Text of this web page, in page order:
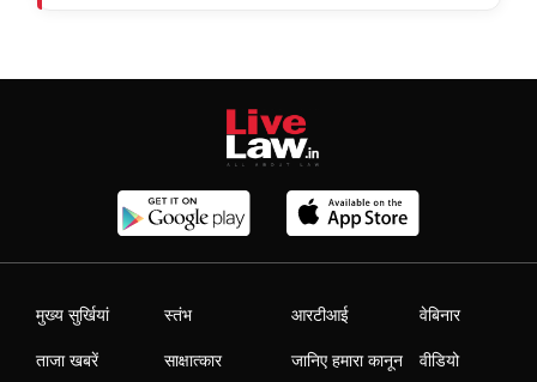
मुख्य सुर्खियां
ताजा खबरें
स्तंभ
साक्षात्कार
आरटीआई
जानिए हमारा कानून
वेबिनार
वीडियो